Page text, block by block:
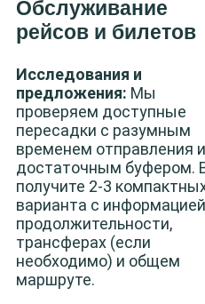
Обслуживание
рейсов и билетов
Исследования и
предложения: Мы
проверяем доступные
пересадки с разумным
временем отправления и
достаточным буфером.
получите 2-3
варианта с
продолжительности,
трансферах (если
необходимо) и общем
маршруте.